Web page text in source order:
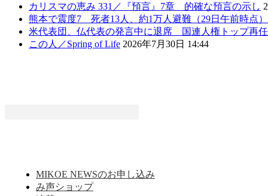
カリスマの恵み 331／『預言』7章 的確な預言の示し
熊本で震度7 死者13人、約1万人避難（29日午前時点
米代表団、仏代表の発言中に退席 国連人権トップ再
この人／Spring of Life 2026年7月30日 14:44
MIKOE NEWSのお申し込み
み声ショップ